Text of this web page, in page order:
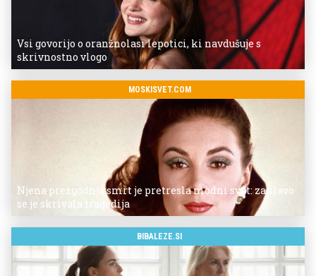
Vsi govorijo o oranžnolasi lepotici, ki navdušuje s
skrivnostno vlogo
MOSKISVET.COM
Njena prezgodnja smrt je pretresla modni svet: za slavo
se je skrivala tragedija
BIBALEZE.SI